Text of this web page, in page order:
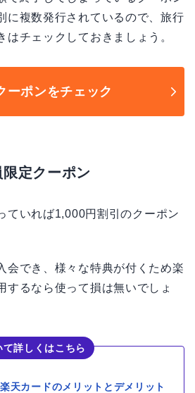
に複数発行されているので、旅行
はチェックしておきましょう。
ーポンをチェック
定クーポン
ていれば1,000円割引のクーポン
会でき、様々な特典が付くため楽
するなら使って損は無いでしょ
詳しくはこちら
楽天カードのメリットとデメリット